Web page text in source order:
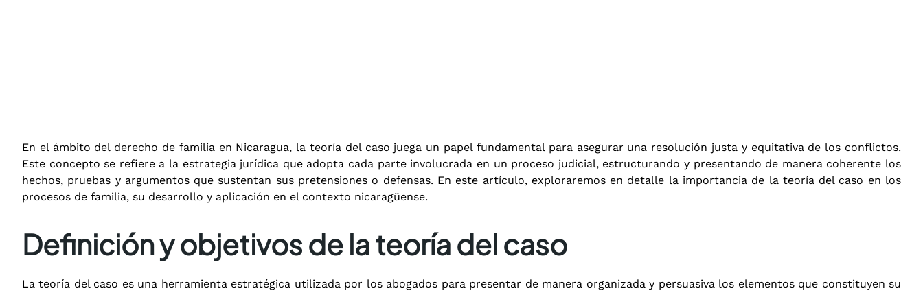
En el ámbito del derecho de familia en Nicaragua, la teoría del caso juega un papel fundamental para asegurar una resolución justa y equitativa de los conflictos.
Este concepto se refiere a la estrategia jurídica que adopta cada parte involucrada en un proceso judicial, estructurando y presentando de manera coherente los
hechos, pruebas y argumentos que sustentan sus pretensiones o defensas. En este artículo, exploraremos en detalle la importancia de la teoría del caso en los
procesos de familia, su desarrollo y aplicación en el contexto nicaragüense.
Definición y objetivos de la teoría del caso
La teoría del caso es una herramienta estratégica utilizada por los abogados para presentar de manera organizada y persuasiva los elementos que constituyen su